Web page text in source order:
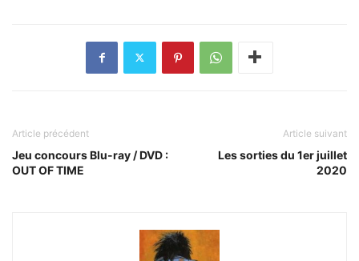
Article précédent
Jeu concours Blu-ray / DVD :
OUT OF TIME
Article suivant
Les sorties du 1er juillet
2020